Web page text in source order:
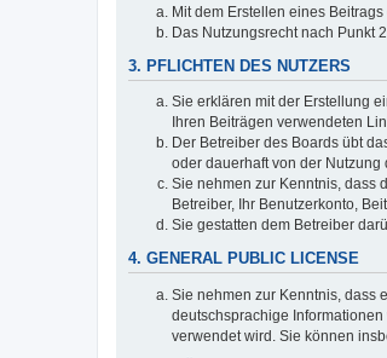
Mit dem Erstellen eines
Das Nutzungsrecht nach Punkt
3. PFLICHTEN DES NUTZERS
Sie erklären mit der Erstellung
Ihren Beiträgen verwendeten
Der Betreiber des Boards übt
oder dauerhaft von der
Sie nehmen zur Kenntnis, dass
Betreiber, Ihr Benutzerkonto,
Sie gestatten dem Betreiber
4. GENERAL PUBLIC LICENSE
Sie nehmen zur Kenntnis, dass
deutschsprachige
verwendet wird. Sie können